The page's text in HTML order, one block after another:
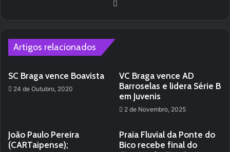
Artigos relacionados
SC Braga vence Boavista
24 de Outubro, 2020
VC Braga vence AD
Barroselas e lidera Série B
em Juvenis
2 de Novembro, 2025
João Paulo Pereira
(CARTaipense);
Praia Fluvial da Ponte do
Bico recebe final do